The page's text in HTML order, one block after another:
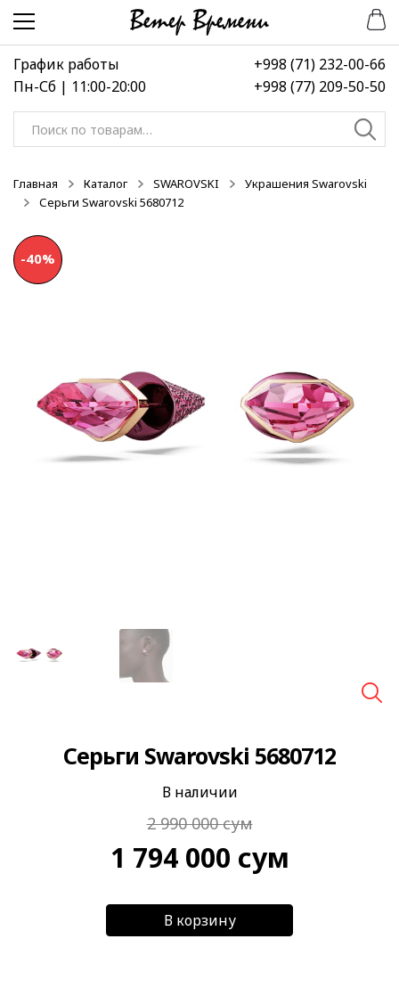
Перейти
навигации
Перейти
содержимому
График работы
Пн-Сб | 11:00-20:00
+998 (71) 232-00-66
+998 (77) 209-50-50
Искать:
Главная Каталог SWAROVSKI
Украшения Swarovski
Серьги Swarovski 5680712
-40%
Серьги Swarovski 5680712
В наличии
2 990 000сум
1 794 000 сум
В корзину
-15%